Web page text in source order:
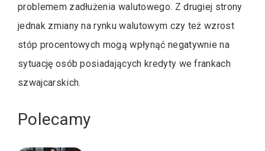
problemem zadłużenia walutowego. Z drugiej strony
jednak zmiany na rynku walutowym czy też wzrost
stóp procentowych mogą wpłynąć negatywnie na
sytuację osób posiadających kredyty we frankach
szwajcarskich.
Polecamy